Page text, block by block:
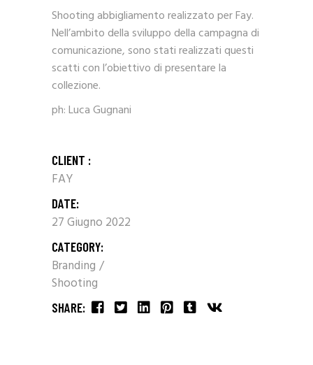
Shooting abbigliamento realizzato per Fay.
Nell’ambito della sviluppo della campagna di
comunicazione, sono stati realizzati questi
scatti con l’obiettivo di presentare la
collezione.
ph: Luca Gugnani
CLIENT :
FAY
DATE:
27 Giugno 2022
CATEGORY:
Branding
Shooting
SHARE: